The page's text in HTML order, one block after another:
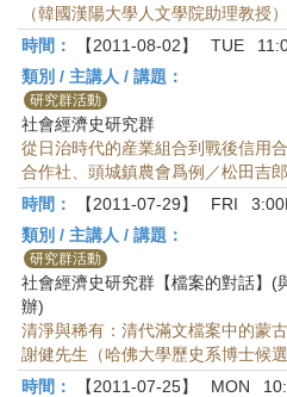
（韓國漢陽大學人文學院助理教授）
時間：
【2011-08-02】 TUE
類別 / 主講人 / 講題：
研究群活動
社會經濟史研究群
從日治時代的産業組合到戰後信用
合作社、頭城鎮農會爲例／松田吉
時間：
【2011-07-29】 FRI
類別 / 主講人 / 講題：
研究群活動
社會經濟史研究群【檔案的對話】(
辦)
清淨與稀有：清代滿文檔案中的蒙
謝健先生（哈佛大學歷史系博士候選
時間：
【2011-07-25】 MON